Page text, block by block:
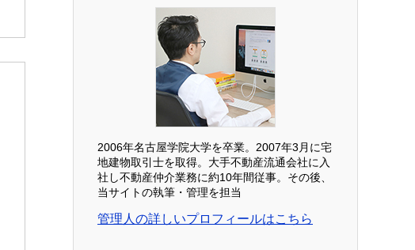
2006年名古屋学院大学を卒業。2007年3月に宅
地建物取引士を取得。大手不動産流通会社に入
社し不動産仲介業務に約10年間従事。その後、
当サイトの執筆・管理を担当
管理人の詳しいプロフィールはこちら